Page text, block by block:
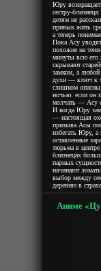
Юру
детям не
привык жить
а теперь
Пока Асу
похожие на
минуты всю его
скрывают
замком, а
духи — ключ к
слишком
ночью: если он
молчать — Асу
И когда Юру
— настоящая
призыва Асы
избегать Юру, а
оставленные
тюрьма в
близнецах
парных
начинают
выбор между
деревню в
Аниме